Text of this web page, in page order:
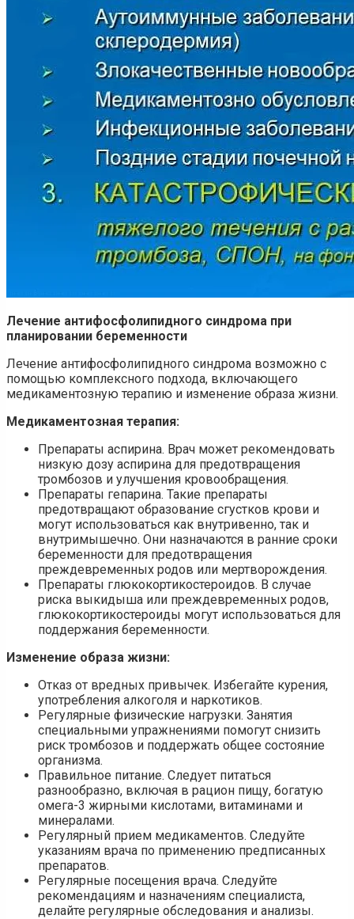
Лечение антифосфолипидного синдрома при
планировании беременности
Лечение антифосфолипидного синдрома возможно с
помощью комплексного подхода, включающего
медикаментозную терапию и изменение образа жизни.
Медикаментозная терапия:
Препараты аспирина. Врач может рекомендовать
низкую дозу аспирина для предотвращения
тромбозов и улучшения кровообращения.
Препараты гепарина. Такие препараты
предотвращают образование сгустков крови и
могут использоваться как внутривенно, так и
внутримышечно. Они назначаются в ранние сроки
беременности для предотвращения
преждевременных родов или мертворождения.
Препараты глюкокортикостероидов. В случае
риска выкидыша или преждевременных родов,
глюкокортикостероиды могут использоваться для
поддержания беременности.
Изменение образа жизни:
Отказ от вредных привычек. Избегайте курения,
употребления алкоголя и наркотиков.
Регулярные физические нагрузки. Занятия
специальными упражнениями помогут снизить
риск тромбозов и поддержать общее состояние
организма.
Правильное питание. Следует питаться
разнообразно, включая в рацион пищу, богатую
омега-3 жирными кислотами, витаминами и
минералами.
Регулярный прием медикаментов. Следуйте
указаниям врача по применению предписанных
препаратов.
Регулярные посещения врача. Следуйте
рекомендациям и назначениям специалиста,
делайте регулярные обследования и анализы.